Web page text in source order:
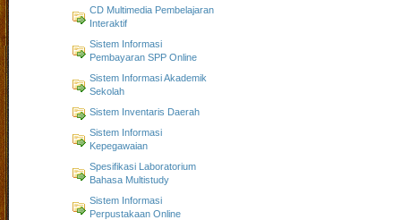
CD Multimedia Pembelajaran
Interaktif
Sistem Informasi
Pembayaran SPP Online
Sistem Informasi Akademik
Sekolah
Sistem Inventaris Daerah
Sistem Informasi
Kepegawaian
Spesifikasi Laboratorium
Bahasa Multistudy
Sistem Informasi
Perpustakaan Online